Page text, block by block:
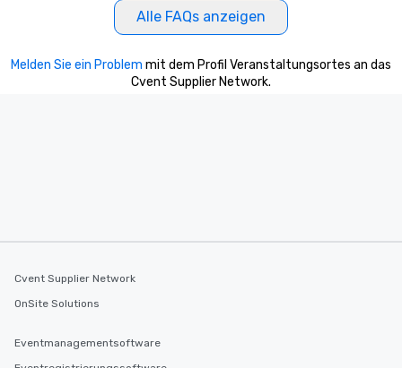
Alle FAQs anzeigen
Melden Sie ein Problem mit dem Profil Veranstaltungsortes an das
Cvent Supplier Network.
Cvent Supplier Network
OnSite Solutions
Eventmanagementsoftware